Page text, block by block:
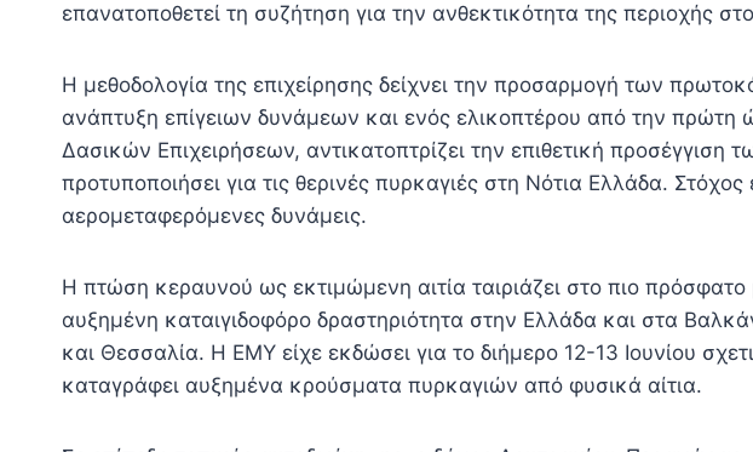
επανατοποθετεί τη συζήτηση για την ανθεκτικότητα της περιοχής
Η μεθοδολογία της επιχείρησης δείχνει την προσαρμογή των
ανάπτυξη επίγειων δυνάμεων και ενός ελικοπτέρου από την
Δασικών Επιχειρήσεων, αντικατοπτρίζει την επιθετική
προτυποποιήσει για τις θερινές πυρκαγιές στη Νότια Ελλάδα.
αερομεταφερόμενες δυνάμεις.
Η πτώση κεραυνού ως εκτιμώμενη αιτία ταιριάζει στο πιο
αυξημένη καταιγιδοφόρο δραστηριότητα στην Ελλάδα και στα
και Θεσσαλία. Η ΕΜΥ είχε εκδώσει για το διήμερο 12-13 Ιουνίου
καταγράφει αυξημένα κρούσματα πυρκαγιών από φυσικά αίτια.